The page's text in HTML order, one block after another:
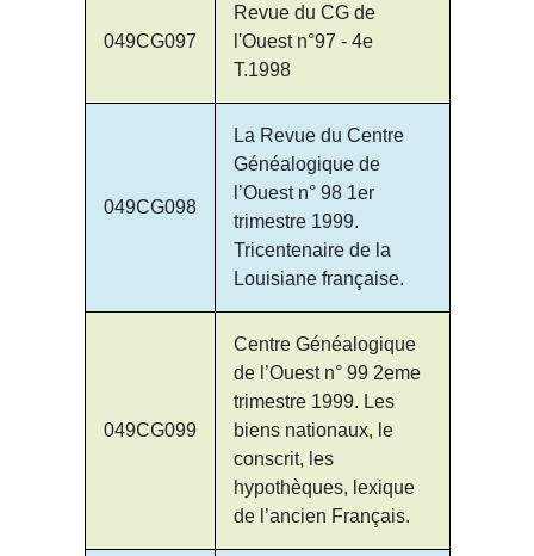
049CG097
Revue du CG de
l'Ouest n°97 - 4e
T.1998
049CG098
La Revue du Centre
Généalogique de
l’Ouest n° 98 1er
trimestre 1999.
Tricentenaire de la
Louisiane française.
049CG099
Centre Généalogique
de l’Ouest n° 99 2eme
trimestre 1999. Les
biens nationaux, le
conscrit, les
hypothèques, lexique
de l’ancien Français.